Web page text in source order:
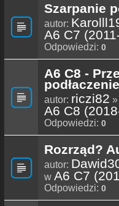
Szarpanie
autor:
A6 C7
Odpowiedzi: 0
A6 C8 -
autor: riczi82
A6 C8
Odpowiedzi: 0
Rozrząd?
autor:
w A6 C7
Odpowiedzi: 0